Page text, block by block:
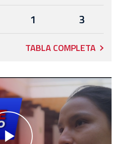
1 3
TABLA COMPLETA